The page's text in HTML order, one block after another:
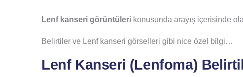
Lenf kanseri görüntüleri konusunda arayış içerisinde
Belirtiler ve Lenf kanseri görselleri gibi nice özel bilgi…
Lenf Kanseri (Lenfoma)